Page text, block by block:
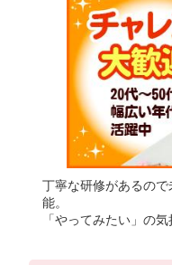
丁寧な研修があるの
能。
「やってみたい」の